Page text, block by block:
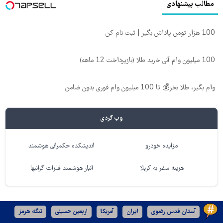
مطالب پیشنهادی
100 هزار تومن پاداش بگیر | ثبت نام کن
100 میلیون وام آنی خرید طلا (بازپرداخت 12 ماهه)
وام بگیر، طلا بخر💰 تا 100 میلیون وام فوری بدون ضامن
وب گردی
مزایده خودرو اندیشکده حکمرانی هوشمند
هزینه سفر به کربلا انبار هوشمند فلزات گرانبها
آستان قدس رضوی ایران آمریکا اربعین حسینی تنگه هرمز